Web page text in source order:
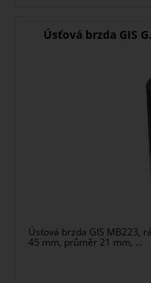
Úsťová brzda GIS
Úsťová brzda GIS MB223,
45 mm, průměr 21 mm, ...